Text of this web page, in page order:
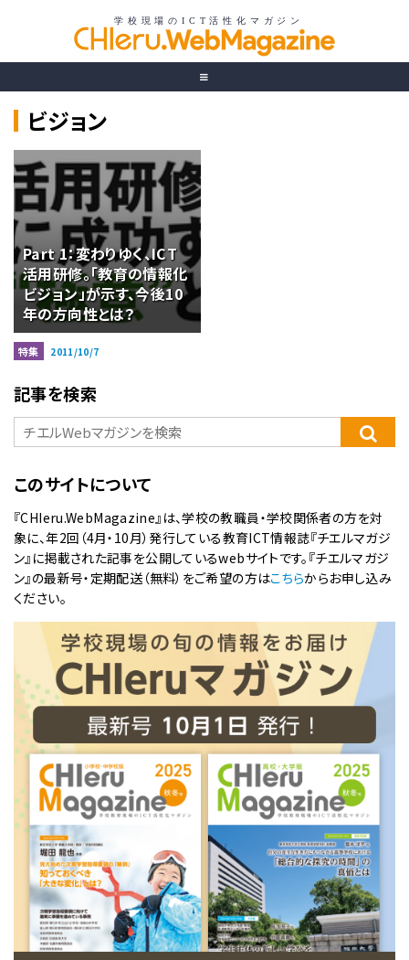
ビジョン
Part 1：変わりゆく、ICT
活用研修。「教育の情報化
ビジョン」が示す、今後10
年の方向性とは？
特集 2011/10/7
記事を検索
このサイトについて
『CHIeru.WebMagazine』は、学校の教職員・学校関係者の方を対
象に、年2回（4月・10月）発行している教育ICT情報誌『チエルマガジ
ン』に掲載された記事を公開しているwebサイトです。『チエルマガジ
ン』の最新号・定期配送（無料）をご希望の方はこちらからお申し込み
ください。